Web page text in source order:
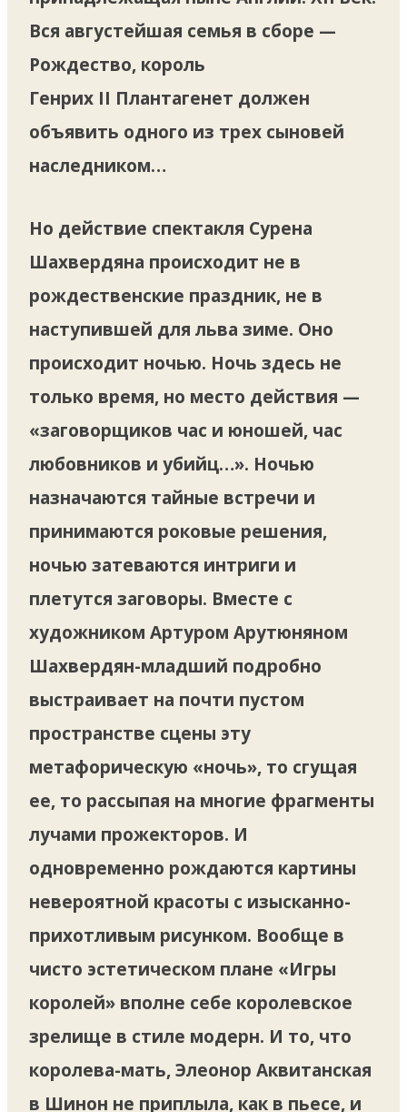
Вся августейшая семья в сборе —
Рождество, король
Генрих II Плантагенет должен
объявить одного из трех сыновей
наследником…
Но действие спектакля Сурена
Шахвердяна происходит не в
рождественские праздник, не в
наступившей для льва зиме. Оно
происходит ночью. Ночь здесь не
только время, но место действия —
«заговорщиков час и юношей, час
любовников и убийц…». Ночью
назначаются тайные встречи и
принимаются роковые решения,
ночью затеваются интриги и
плетутся заговоры. Вместе с
художником Артуром Арутюняном
Шахвердян-младший подробно
выстраивает на почти пустом
пространстве сцены эту
метафорическую «ночь», то сгущая
ее, то рассыпая на многие фрагменты
лучами прожекторов. И
одновременно рождаются картины
невероятной красоты с изысканно-
прихотливым рисунком. Вообще в
чисто эстетическом плане «Игры
королей» вполне себе королевское
зрелище в стиле модерн. И то, что
королева-мать, Элеонор Аквитанская
в Шинон не приплыла, как в пьесе, и